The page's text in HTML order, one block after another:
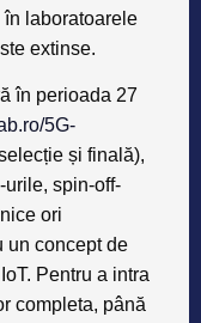
laboratoarele
extinse.
în perioada 27
5G-
și finală),
urile, spin-off-
ori
un concept de
Pentru a intra
completa, până